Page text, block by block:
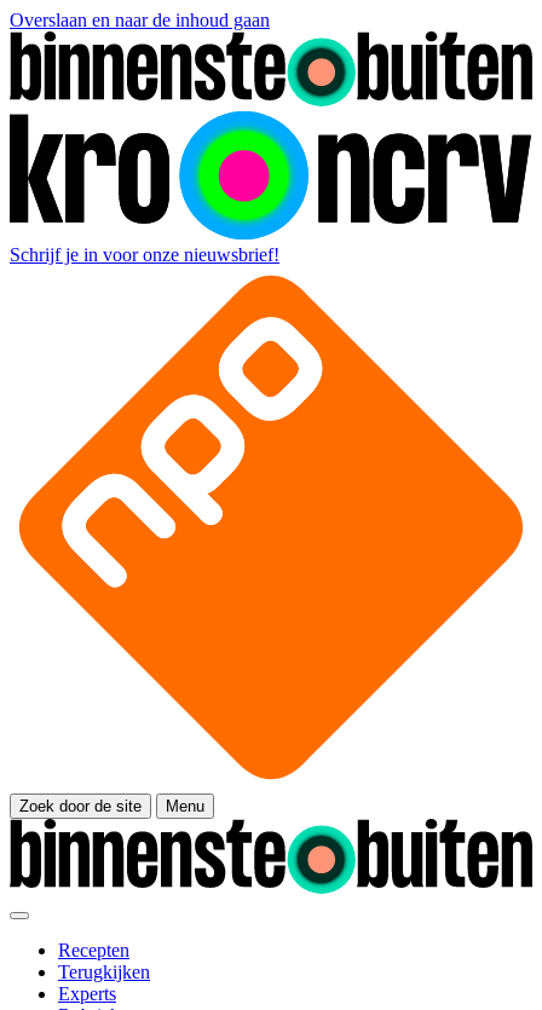
Overslaan en naar de inhoud gaan
Schrijf je in voor onze nieuwsbrief!
Zoek door de site Menu
Recepten
Terugkijken
Experts